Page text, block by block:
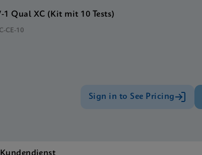
1 Qual XC (Kit mit 10 Tests)
CE-10
Sign in to See Pricing
Kundendienst